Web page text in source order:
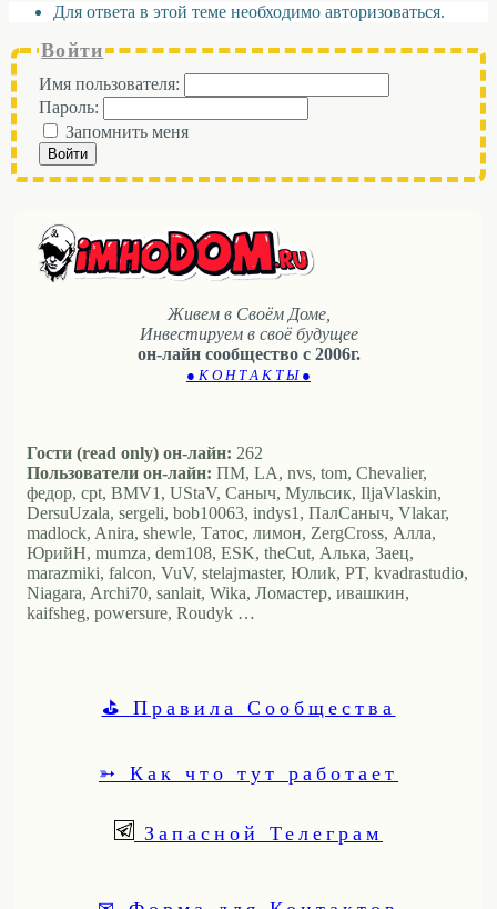
Для ответа в этой теме необходимо авторизоваться.
Войти
Имя пользователя:
Пароль:
Запомнить меня
Войти
Живем в Своём Доме,
Инвестируем в своё будущее
он-лайн сообщество с 2006г.
● К О Н Т А К Т Ы ●
Гости (read only) он-лайн: 262
Пользователи он-лайн: ПМ, LA, nvs, tom, Chevalier,
федор, cpt, BMV1, UStaV, Саныч, Мульсик, IljaVlaskin,
DersuUzala, sergeli, bob10063, indys1, ПалСаныч, Vlakar,
madlock, Anira, shewle, Татос, лимон, ZergCross, Алла,
ЮрийН, mumza, dem108, ESK, theCut, Алька, Заец,
marazmiki, falcon, VuV, stelajmaster, Юлиk, PT, kvadrastudio,
Niagara, Archi70, sanlait, Wika, Ломастер, ивашкин,
kaifsheg, powersure, Roudyk …
⛳ Правила Сообщества
➳ Как что тут работает
Запасной Телеграм